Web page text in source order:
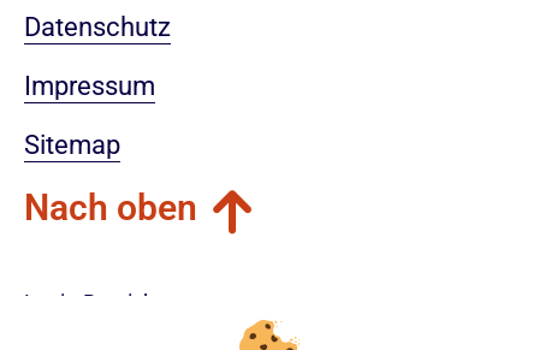
Datenschutz
Impressum
Sitemap
Nach oben
Login-Bereich